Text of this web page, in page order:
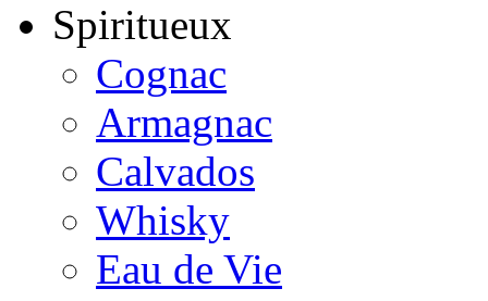
Spiritueux
Cognac
Armagnac
Calvados
Whisky
Eau de Vie